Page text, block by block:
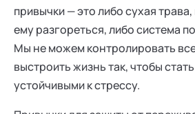
привычки — это либо сухая
ему разгореться, либо система
Мы не можем контролировать
выстроить жизнь так, чтобы
устойчивыми к стрессу.